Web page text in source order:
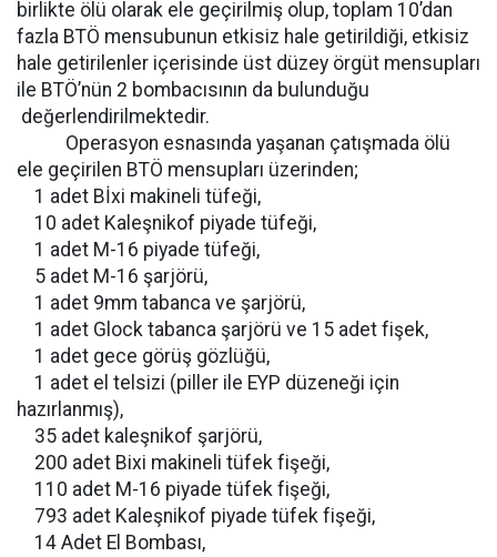
birlikte ölü olarak ele geçirilmiş olup, toplam 10’dan
fazla BTÖ mensubunun etkisiz hale getirildiği, etkisiz
hale getirilenler içerisinde üst düzey örgüt mensupları
ile BTÖ’nün 2 bombacısının da bulunduğu
değerlendirilmektedir.
Operasyon esnasında yaşanan çatışmada ölü
ele geçirilen BTÖ mensupları üzerinden;
1 adet Bİxi makineli tüfeği,
10 adet Kaleşnikof piyade tüfeği,
1 adet M-16 piyade tüfeği,
5 adet M-16 şarjörü,
1 adet 9mm tabanca ve şarjörü,
1 adet Glock tabanca şarjörü ve 15 adet fişek,
1 adet gece görüş gözlüğü,
1 adet el telsizi (piller ile EYP düzeneği için
hazırlanmış),
35 adet kaleşnikof şarjörü,
200 adet Bixi makineli tüfek fişeği,
110 adet M-16 piyade tüfek fişeği,
793 adet Kaleşnikof piyade tüfek fişeği,
14 Adet El Bombası,